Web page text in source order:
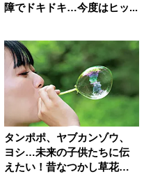
障でドキドキ…今度はヒッ...
タンポポ、ヤブカンゾウ、
ヨシ…未来の子供たちに伝
えたい！昔なつかし草花遊